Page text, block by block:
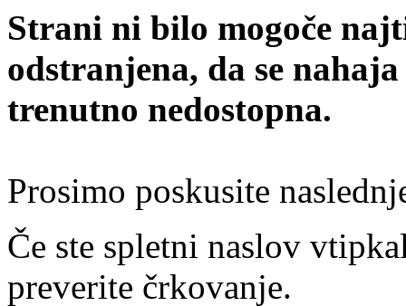
Strani ni bilo mogoče
odstranjena, da se
trenutno nedostopna.
Prosimo poskusite
Če ste spletni naslov
preverite črkovanje.